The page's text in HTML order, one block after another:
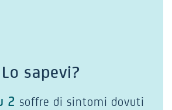
Lo sapevi?
2 soffre di sintomi dovuti